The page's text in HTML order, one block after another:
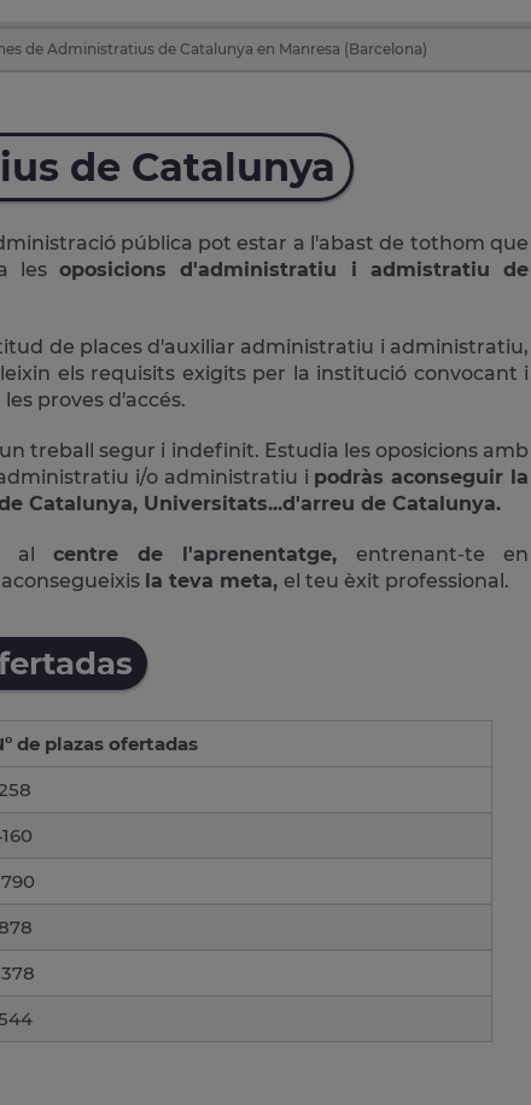
de Administratius de Catalunya en Manresa (Barcelona)
de Catalunya
pública pot estar a l'abast de tothom que
a lesoposicions d'administratiu i admistratiu de
de places d'auxiliar administratiu i administratiu,
els requisits exigits per la institució convocant i
proves d'accés.
treball segur i indefinit. Estudia les oposicions amb
i/o administratiu i podràs aconseguir la
Catalunya, Universitats...d'arreu de Catalunya.
alcentre de l'aprenentatge,entrenant-te en
la teva meta, el teu èxit professional.
de plazas ofertadas